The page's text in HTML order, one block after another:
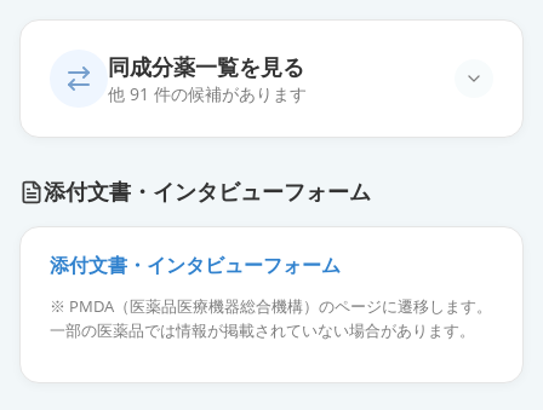
同成分薬一覧を見る
他 91 件の候補があります
薬価 10.80 円
オロパタジン塩酸塩OD錠
薬価 10.80 円
オロパタジン塩酸塩錠2.5mg「ZE」
添付文書・インタビューフォーム
添付文書・インタビューフォーム
※ PMDA（医薬品医療機器総合機構）のページに遷移します。
一部の医薬品では情報が掲載されていない場合があります。